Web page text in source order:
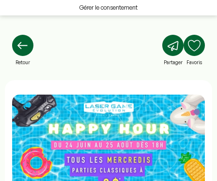
Gérer le consentement
Retour Partager Favoris